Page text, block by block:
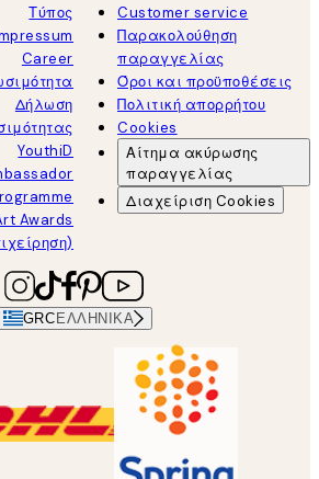
Τύπος
Career
Δήλωση
YouthiD
Awards
Customer service
Παρακολούθηση
παραγγελίας
Όροι και προϋποθέσεις
Πολιτική απορρήτου
Cookies
Αίτημα ακύρωσης
παραγγελίας
Διαχείριση Cookies
GRC ΕΛΛΗΝΙΚΆ